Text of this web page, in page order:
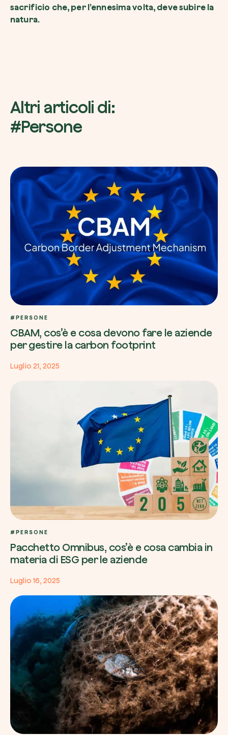
sacrificio che, per l’ennesima volta, deve subire la
natura.
Altri articoli di:
#Persone
#PERSONE
CBAM, cos’è e cosa devono fare le aziende
per gestire la carbon footprint
Luglio 21, 2025
#PERSONE
Pacchetto Omnibus, cos’è e cosa cambia in
materia di ESG per le aziende
Luglio 16, 2025